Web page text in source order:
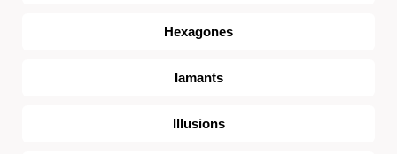
Hexagones
Iamants
Illusions